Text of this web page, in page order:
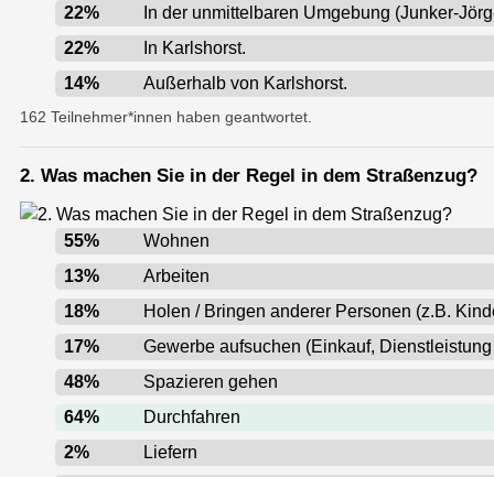
22%
In der unmittelbaren Umgebung (Junker-
22%
In Karlshorst.
14% Außerhalb von Karlshorst.
162 Teilnehmer*innen haben geantwortet.
2. Was machen Sie in der Regel in dem Straßenzug?
55%
Wohnen
13%
Arbeiten
18%
Holen / Bringen anderer Personen (z.B.
17%
Gewerbe aufsuchen (Einkauf,
48%
Spazieren gehen
64%
Durchfahren
2%
Liefern